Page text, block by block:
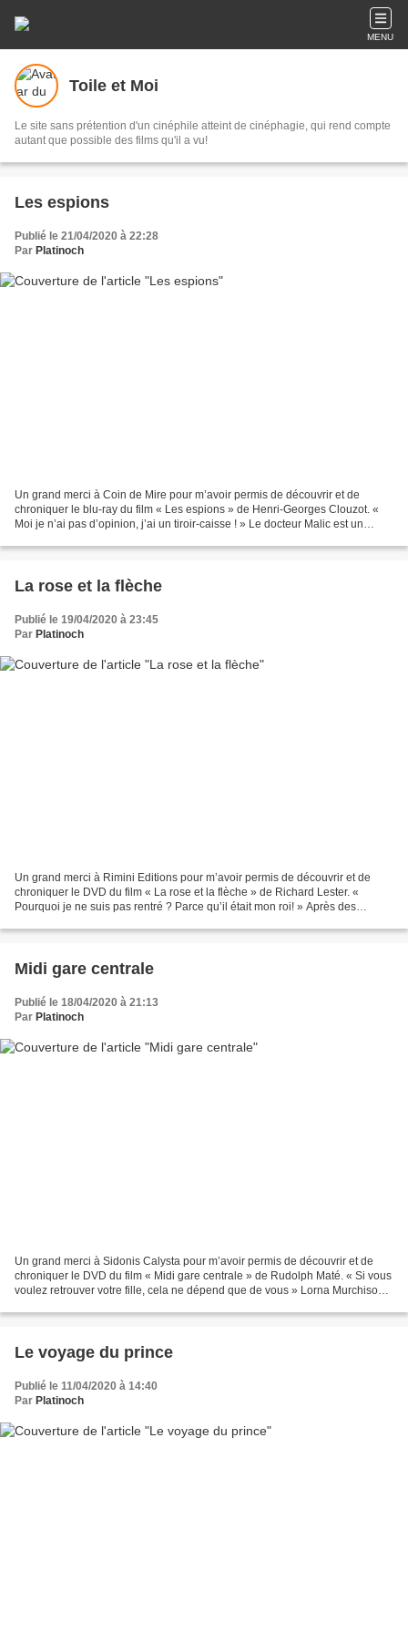
MENU
Toile et Moi
Le site sans prétention d'un cinéphile atteint de cinéphagie, qui rend compte
autant que possible des films qu'il a vu!
Les espions
Publié le 21/04/2020 à 22:28
Par Platinoch
Un grand merci à Coin de Mire pour m’avoir permis de découvrir et de
chroniquer le blu-ray du film « Les espions » de Henri-Georges Clouzot. «
Moi je n’ai pas d’opinion, j’ai un tiroir-caisse ! » Le docteur Malic est un
La rose et la flèche
Publié le 19/04/2020 à 23:45
Par Platinoch
Un grand merci à Rimini Editions pour m’avoir permis de découvrir et de
chroniquer le DVD du film « La rose et la flèche » de Richard Lester. «
Pourquoi je ne suis pas rentré ? Parce qu’il était mon roi! » Après des
Midi gare centrale
Publié le 18/04/2020 à 21:13
Par Platinoch
Un grand merci à Sidonis Calysta pour m’avoir permis de découvrir et de
chroniquer le DVD du film « Midi gare centrale » de Rudolph Maté. « Si vous
voulez retrouver votre fille, cela ne dépend que de vous » Lorna Murchison,
Le voyage du prince
Publié le 11/04/2020 à 14:40
Par Platinoch